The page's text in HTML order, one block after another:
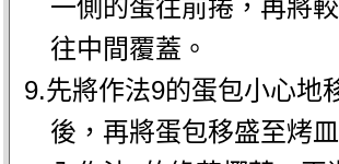
一側的蛋往前捲，再將
往中間覆蓋。
9.先將作法9的蛋包小心地
後，再將蛋包移盛至烤